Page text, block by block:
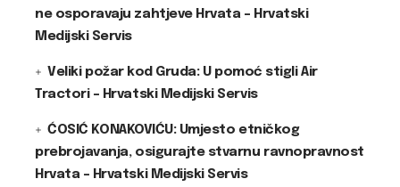
ne osporavaju zahtjeve Hrvata – Hrvatski
Medijski Servis
Veliki požar kod Gruda: U pomoć stigli Air
Tractori – Hrvatski Medijski Servis
ĆOSIĆ KONAKOVIĆU: Umjesto etničkog
prebrojavanja, osigurajte stvarnu ravnopravnost
Hrvata – Hrvatski Medijski Servis